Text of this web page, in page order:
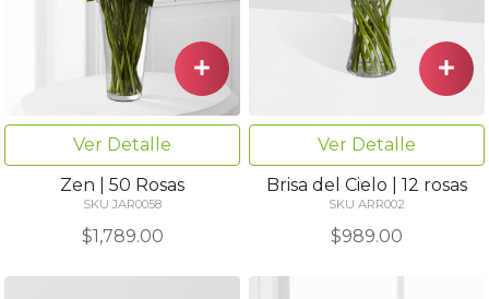
Ver Detalle
Zen | 50 Rosas
SKU JAR0058
$1,789.00
Ver Detalle
Brisa del Cielo | 12 rosas
SKU ARR002
$989.00